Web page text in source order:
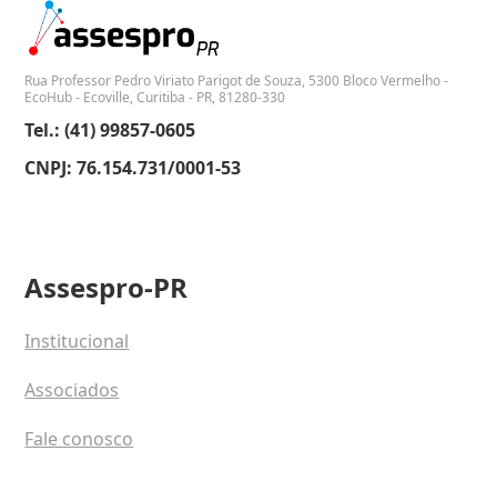
Rua Professor Pedro Viriato Parigot de Souza, 5300 Bloco Vermelho -
EcoHub - Ecoville, Curitiba - PR, 81280-330
Tel.: (41) 99857-0605
CNPJ: 76.154.731/0001-53
Assespro-PR
Institucional
Associados
Fale conosco